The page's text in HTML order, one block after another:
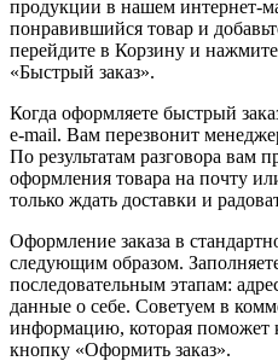
продукции в нашем интернет-
понравившийся товар и
перейдите в Корзину и
«Быстрый заказ».
Когда оформляете быстрый
e-mail. Вам перезвонит
По результатам разговора вам
оформления товара на почту
только ждать доставки и
Оформление заказа в
следующим образом.
последовательным этапам:
данные о себе. Советуем в
информацию, которая поможет
кнопку «Оформить заказ».